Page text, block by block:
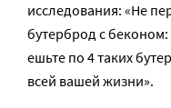
исследования: «Не
бутерброд с беконом:
ешьте по 4 таких
всей вашей жизни».